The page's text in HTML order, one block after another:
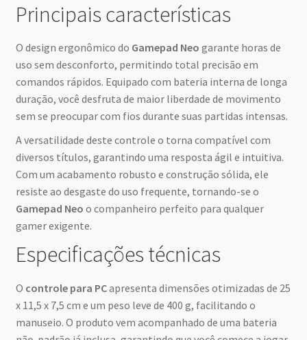
Principais características
O design ergonômico do Gamepad Neo garante horas de
uso sem desconforto, permitindo total precisão em
comandos rápidos. Equipado com bateria interna de longa
duração, você desfruta de maior liberdade de movimento
sem se preocupar com fios durante suas partidas intensas.
A versatilidade deste controle o torna compatível com
diversos títulos, garantindo uma resposta ágil e intuitiva.
Com um acabamento robusto e construção sólida, ele
resiste ao desgaste do uso frequente, tornando-se o
Gamepad Neo o companheiro perfeito para qualquer
gamer exigente.
Especificações técnicas
O controle para PCapresenta dimensões otimizadas de 25
x 11,5 x 7,5 cm e um peso leve de 400 g, facilitando o
manuseio. O produto vem acompanhado de uma bateria